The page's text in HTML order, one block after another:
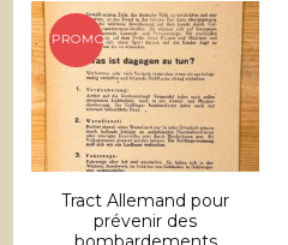
PROMO !
Tract Allemand pour
prévenir des